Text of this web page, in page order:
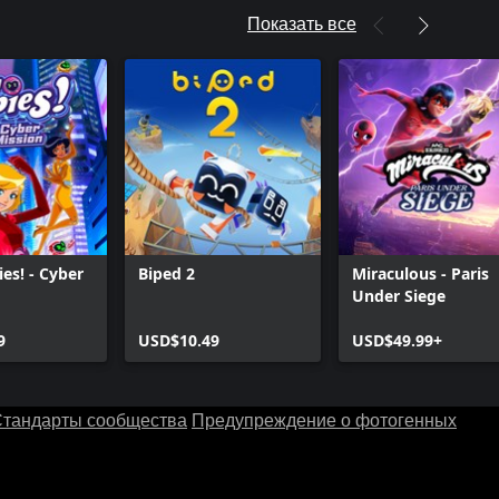
Показать все
- Cyber Biped 2
USD$10.49
Miraculous - Paris
Under Siege
USD$49.99+
сообщества Предупреждение о фотогенных